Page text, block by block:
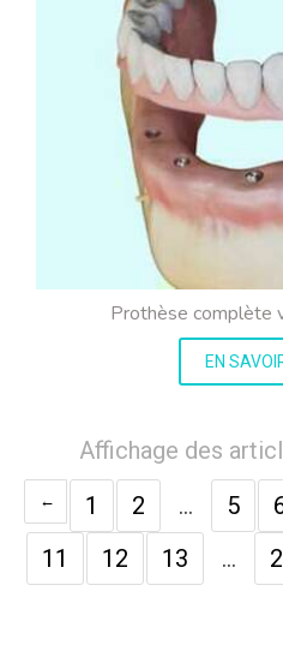
Prothèse complète
EN
Affichage des
1
2 … 5
11
12 13 …